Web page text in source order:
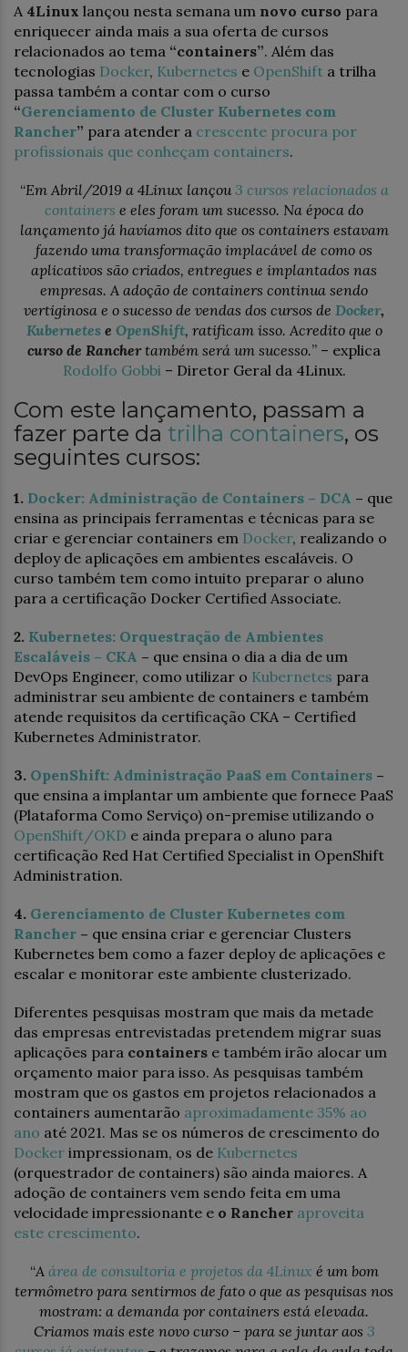
A 4Linux lançou nesta semana um novo curso para
enriquecer ainda mais a sua oferta de cursos
relacionados ao tema “containers”. Além das
tecnologias Docker, Kubernetes e OpenShift a trilha
passa também a contar com o curso
“Gerenciamento de Cluster Kubernetes com
Rancher” para atender a crescente procura por
profissionais que conheçam containers.
“Em Abril/2019 a 4Linux lançou 3 cursos relacionados a
containers e eles foram um sucesso. Na época do
lançamento já havíamos dito que os containers estavam
fazendo uma transformação implacável de como os
aplicativos são criados, entregues e implantados nas
empresas. A adoção de containers continua sendo
vertiginosa e o sucesso de vendas dos cursos de Docker,
Kubernetese OpenShift, ratificam isso. Acredito que o
curso de Ranchertambém será um sucesso.” – explica
Rodolfo Gobbi – Diretor Geral da 4Linux.
Com este lançamento, passam a
fazer parte da trilha containers, os
seguintes cursos:
1. Docker: Administração de Containers – DCA – que
ensina as principais ferramentas e técnicas para se
criar e gerenciar containers em Docker, realizando o
deploy de aplicações em ambientes escaláveis. O
curso também tem como intuito preparar o aluno
para a certificação Docker Certified Associate.
2. Kubernetes: Orquestração de Ambientes
Escaláveis – CKA – que ensina o dia a dia de um
DevOps Engineer, como utilizar o Kubernetes para
administrar seu ambiente de containers e também
atende requisitos da certificação CKA – Certified
Kubernetes Administrator.
3. OpenShift: Administração PaaS em Containers –
que ensina a implantar um ambiente que fornece PaaS
(Plataforma Como Serviço) on-premise utilizando o
OpenShift/OKD e ainda prepara o aluno para
certificação Red Hat Certified Specialist in OpenShift
Administration.
4. Gerenciamento de Cluster Kubernetes com
Rancher – que ensina criar e gerenciar Clusters
Kubernetes bem como a fazer deploy de aplicações e
escalar e monitorar este ambiente clusterizado.
Diferentes pesquisas mostram que mais da metade
das empresas entrevistadas pretendem migrar suas
aplicações para containers e também irão alocar um
orçamento maior para isso. As pesquisas também
mostram que os gastos em projetos relacionados a
containers aumentarão aproximadamente 35% ao
ano até 2021. Mas se os números de crescimento do
Docker impressionam, os de Kubernetes
(orquestrador de containers) são ainda maiores. A
adoção de containers vem sendo feita em uma
velocidade impressionante e o Rancher aproveita
este crescimento.
“A área de consultoria e projetos da 4Linux é um bom
termômetro para sentirmos de fato o que as pesquisas nos
mostram: a demanda por containers está elevada.
Criamos mais este novo curso – para se juntar aos 3